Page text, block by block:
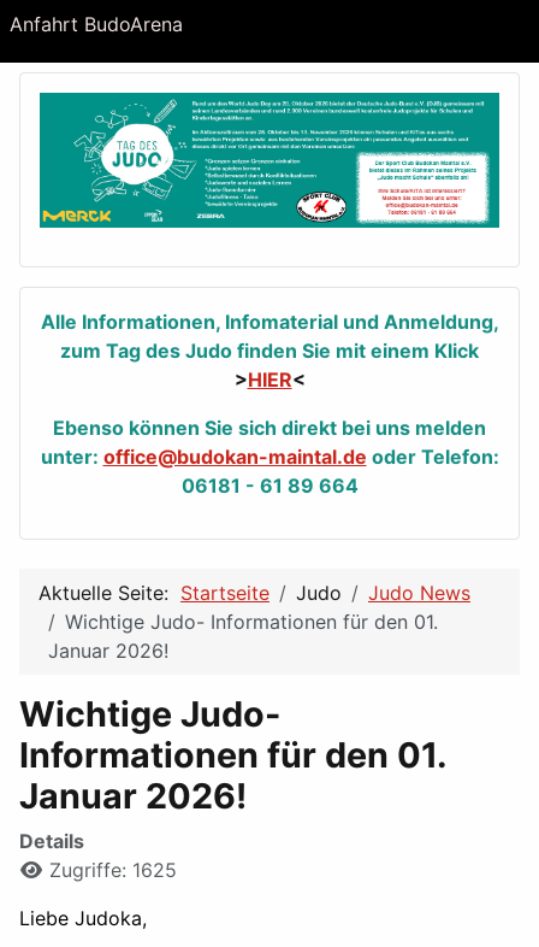
Anfahrt BudoArena
Alle Informationen, Infomaterial und Anmeldung,
zum Tag des Judo finden Sie mit einem Klick
>HIER<
Ebenso können Sie sich direkt bei uns melden
unter: office@budokan-maintal.de oder Telefon:
06181 - 61 89 664
Aktuelle Seite: Startseite Judo
Judo News
Wichtige Judo- Informationen für den 01.
Januar 2026!
Wichtige Judo-
Informationen für den 01.
Januar 2026!
Details
Zugriffe: 1625
Liebe Judoka,